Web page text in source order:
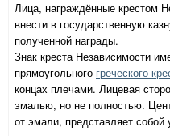
Лица, награждённые крестом
внести в государственную
полученной награды.
Знак креста Независимости
прямоугольного греческого
концах плечами. Лицевая
эмалью, но не полностью.
от эмали, представляет